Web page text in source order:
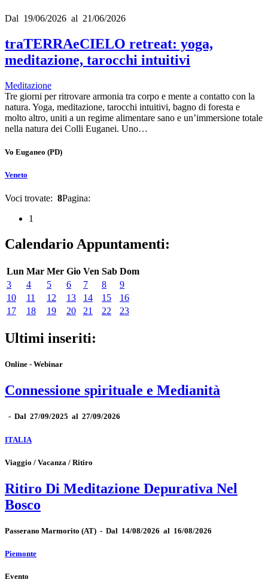
Dal 19/06/2026 al 21/06/2026
traTERRAeCIELO retreat: yoga,
meditazione, tarocchi intuitivi
Meditazione
Tre giorni per ritrovare armonia tra corpo e mente a contatto con la
natura. Yoga, meditazione, tarocchi intuitivi, bagno di foresta e
molto altro, uniti a un regime alimentare sano e un’immersione totale
nella natura dei Colli Euganei. Uno…
Vo Euganeo (PD)
Veneto
Voci trovate: 8Pagina:
1
Calendario Appuntamenti:
Lun Mar Mer Gio Ven Sab Dom
3
4 5 6 7 8
9
10
11 12 13 14 15
16
17
18 19 20 21 22 23
Ultimi inseriti:
Online - Webinar
Connessione spirituale e Medianità
- Dal 27/09/2025 al 27/09/2026
ITALIA
Viaggio / Vacanza / Ritiro
Ritiro Di Meditazione Depurativa Nel
Bosco
Passerano Marmorito (AT) - Dal 14/08/2026 al 16/08/2026
Piemonte
Evento